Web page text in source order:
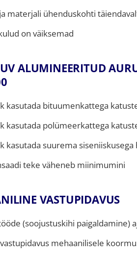
materjali ühenduskohti
on väiksemad
ALUMINEERITUD
kasutada bituumenkattega
kasutada polümeerkattega
kasutada suurema
teke väheneb miinimumini
VASTUPIDAVUS
(soojustuskihi paigaldamine)
mehaanilisele